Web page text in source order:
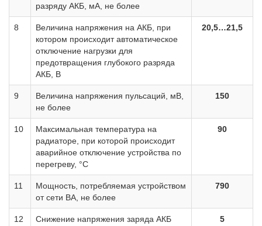
разряду АКБ, мА, не более
8
Величина напряжения на АКБ, при
котором происходит автоматическое
отключение нагрузки для
предотвращения глубокого разряда
АКБ, В
20,5…21,5
9
Величина напряжения пульсаций, мВ,
не более
150
10
Максимальная температура на
радиаторе, при которой происходит
аварийное отключение устройства по
перегреву, °С
90
11
Мощность, потребляемая устройством
от сети ВА, не более
790
12 Снижение напряжения заряда АКБ 5